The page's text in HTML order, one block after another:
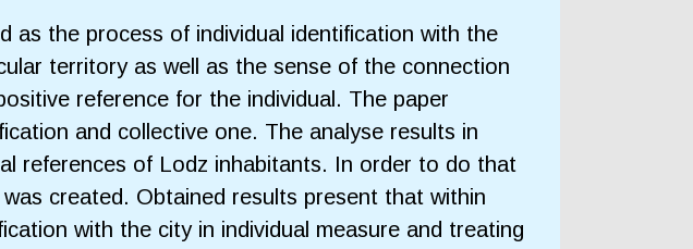
as the process of individual identification with the
territory as well as the sense of the connection
reference for the individual. The paper
and collective one. The analyse results in
references of Lodz inhabitants. In order to do that
created. Obtained results present that within
with the city in individual measure and treating